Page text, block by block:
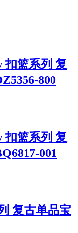
扣篮系列 复
800
扣篮系列 复
001
复古单品宝